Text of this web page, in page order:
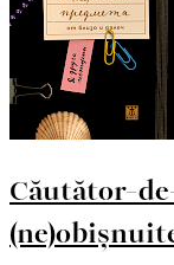
Căutător-